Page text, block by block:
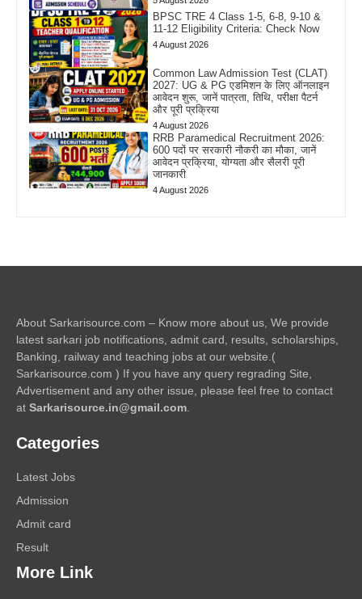
BPSC TRE 4 Class 1-5, 6-8, 9-10 &
11-12 Eligibility Criteria: Check Now
4 August 2026
Common Law Admission Test (CLAT)
2027: UG & PG एडमिशन के लिए ऑनलाइन
आवेदन शुरू, जानें पात्रता, तिथि, परीक्षा पैटर्न
और पूरी प्रक्रिया
4 August 2026
RRB Paramedical Recruitment 2026:
600 पदों पर सरकारी नौकरी का मौका, जानें
आवेदन प्रक्रिया, योग्यता और सैलरी पूरी
जानकारी
4 August 2026
About Sarkarisource.com – Know more about us, We provide
latest sarkari job notifications, admit card, results, scholarships,
Banking, railway and teaching jobs at our website.(
Sarkarisource.com ) If you have any query regrading Site,
Advertisement and any other issue, please feel free to contact
at Sarkarisource.in@gmail.com
Categories
Latest Jobs
Admission
Admit card
Result
More Link